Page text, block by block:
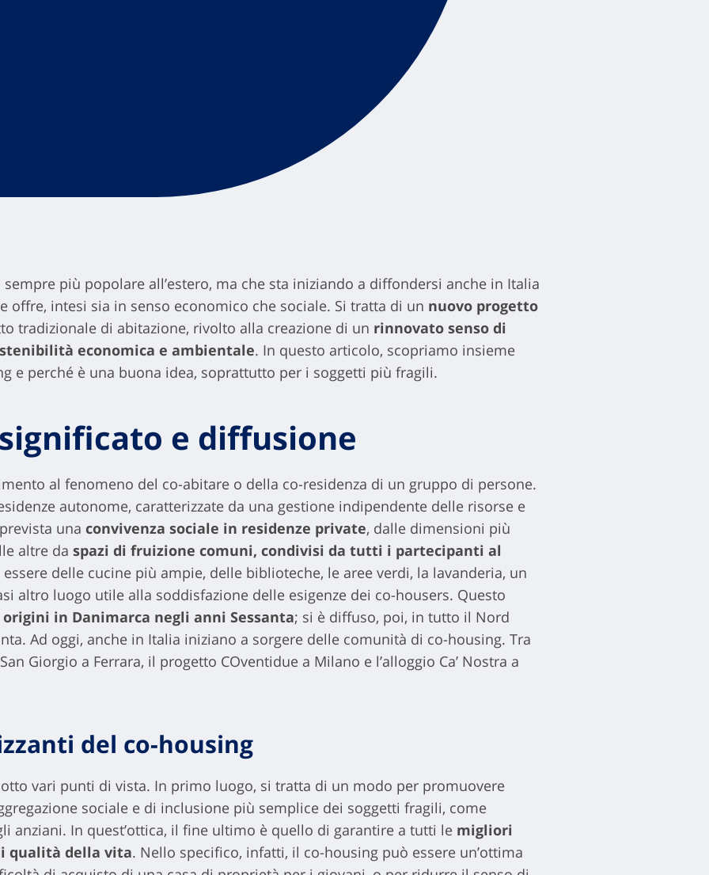
più popolare all’estero, ma che sta iniziando a diffondersi anche in Italia
offre, intesi sia in senso economico che sociale. Si tratta di un nuovo progetto
tradizionale di abitazione, rivolto alla creazione di un rinnovato senso di
economica e ambientale. In questo articolo, scopriamo insieme
e perché è una buona idea, soprattutto per i soggetti più fragili.
e diffusione
al fenomeno del co-abitare o della co-residenza di un gruppo di persone.
autonome, caratterizzate da una gestione indipendente delle risorse e
una convivenza sociale in residenze private, dalle dimensioni più
altre da spazi di fruizione comuni, condivisi da tutti i partecipanti al
delle cucine più ampie, delle biblioteche, le aree verdi, la lavanderia, un
altro luogo utile alla soddisfazione delle esigenze dei co-housers. Questo
origini in Danimarca negli anni Sessanta; si è diffuso, poi, in tutto il Nord
Ad oggi, anche in Italia iniziano a sorgere delle comunità di co-housing. Tra
Giorgio a Ferrara, il progetto COventidue a Milano e l’alloggio Ca’ Nostra a
del co-housing
vari punti di vista. In primo luogo, si tratta di un modo per promuovere
sociale e di inclusione più semplice dei soggetti fragili, come
anziani. In quest’ottica, il fine ultimo è quello di garantire a tutti le migliori
qualità della vita. Nello specifico, infatti, il co-housing può essere un’ottima